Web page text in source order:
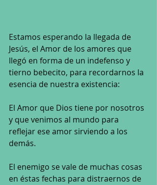
Estamos esperando la llegada de
Jesús, el Amor de los amores que
llegó en forma de un indefenso y
tierno bebecito, para recordarnos la
esencia de nuestra existencia:
El Amor que Dios tiene por nosotros
y que venimos al mundo para
reflejar ese amor sirviendo a los
demás.
El enemigo se vale de muchas cosas
en éstas fechas para distraernos de